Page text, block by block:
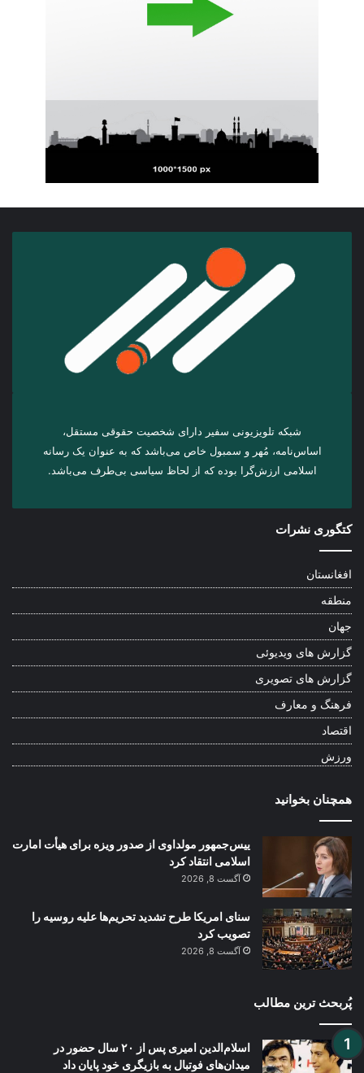
شبکه تلویزیونی سفیر دارای شخصیت حقوقی مستقل،
اساس‌نامه، مُهر و سمبول خاص می‌باشد که به عنوان یک رسانه
اسلامی ارزش‌گرا بوده که از لحاظ سیاسی بی‌طرف می‌باشد.
کتگوری نشرات
افغانستان
منطقه
جهان
گزارش های ویدیوئی
گزارش های تصویری
فرهنگ و معارف
اقتصاد
ورزش
همچنان بخوانید
ییس‌جمهور مولداوی از صدور ویزه برای هیأت امارت
اسلامی انتقاد کرد
آگست 8, 2026
سنای امریکا طرح تشدید تحریم‌ها علیه روسیه را
تصویب کرد
آگست 8, 2026
پُربحث ترین مطالب
اسلام‌الدین امیری پس از ۲۰ سال حضور در
میدان‌های فوتبال به بازیگری خود پایان داد